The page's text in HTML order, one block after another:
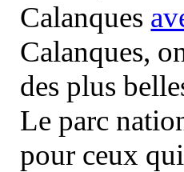
Calanques
Calanques,
des plus
Le parc
pour ceux